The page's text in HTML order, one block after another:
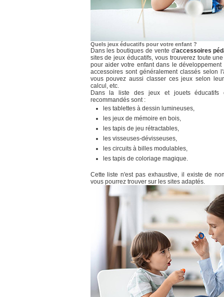
Quels jeux éducatifs pour votre enfant ?
Dans les boutiques de vente d'accessoires
sites de jeux éducatifs, vous trouverez toute
pour aider votre enfant dans le
accessoires sont généralement classés selon
vous pouvez aussi classer ces jeux selon
calcul, etc.
Dans la liste des jeux et jouets éducatifs
recommandés sont :
les tablettes à dessin lumineuses,
les jeux de mémoire en bois,
les tapis de jeu rétractables,
les visseuses-dévisseuses,
les circuits à billes modulables,
les tapis de coloriage magique.
Cette liste n'est pas exhaustive, il existe de
vous pourrez trouver sur les sites adaptés.